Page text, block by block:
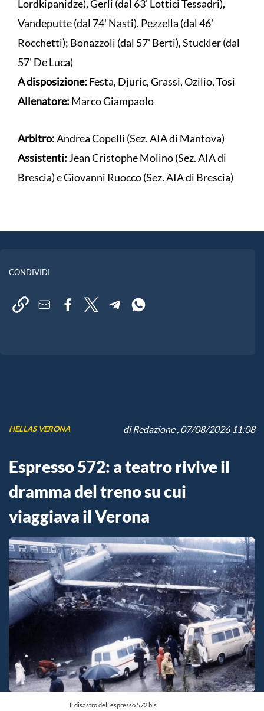
Lordkipanidze), Gerli (dal 63' Lottici Tessadri),
Vandeputte (dal 74' Nasti), Pezzella (dal 46'
Rocchetti); Bonazzoli (dal 57' Berti), Stuckler (dal
57' De Luca)
A disposizione: Festa, Djuric, Grassi, Ozilio, Tosi
Allenatore: Marco Giampaolo
Arbitro:Andrea Copelli (Sez. AIA di Mantova)
Assistenti: Jean Cristophe Molino (Sez. AIA di
Brescia) e Giovanni Ruocco (Sez. AIA di Brescia)
CONDIVIDI
HELLAS VERONA diRedazione, 07/08/2026 11:08
Espresso 572: a teatro rivive il
dramma del treno su cui
viaggiava il Verona
Il disastro dell'espresso 572 bis